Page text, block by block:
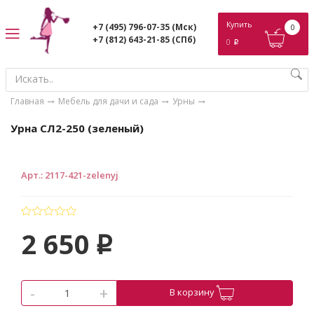
+7 (495) 796-07-35 (Мск)
+7 (812) 643-21-85 (СПб)
Купить
0 p
0
Главная Мебель для дачи и сада Урны
Урна СЛ2-250 (зеленый)
Арт.: 2117-421-zelenyj
2 650 p
- + В корзину